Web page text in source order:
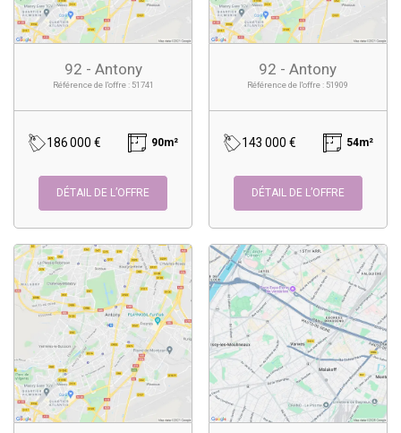
92 - Antony
Référence de l'offre : 51741
186 000 € 90m²
DÉTAIL DE L’OFFRE
92 - Antony
Référence de l'offre : 51909
143 000 € 54m²
DÉTAIL DE L’OFFRE